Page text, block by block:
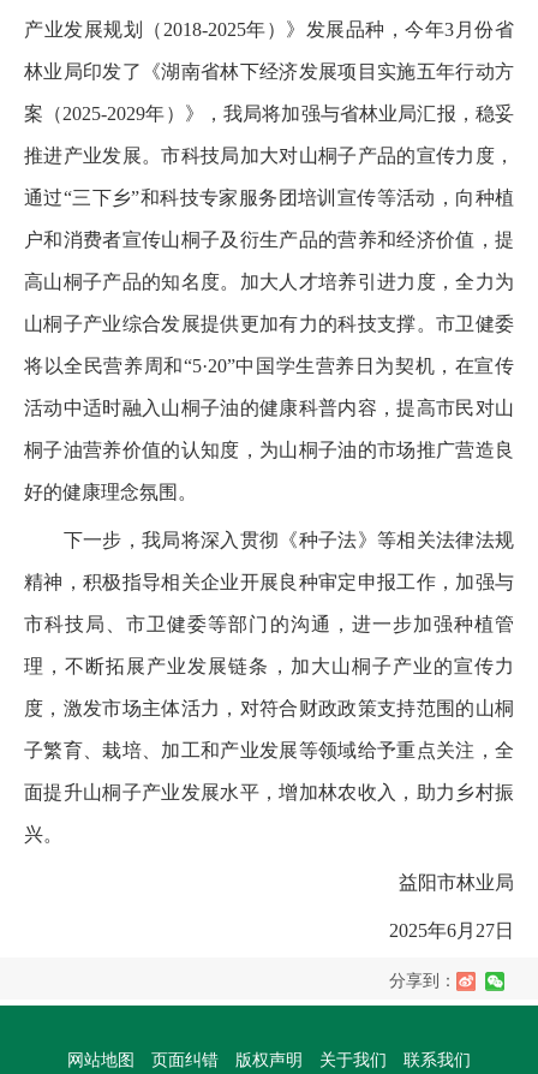
产业发展规划（2018-2025年）》发展品种，今年3月份省
林业局印发了《湖南省林下经济发展项目实施五年行动方
案（2025-2029年）》，我局将加强与省林业局汇报，稳妥
推进产业发展。市科技局加大对山桐子产品的宣传力度，
通过“三下乡”和科技专家服务团培训宣传等活动，向种植
户和消费者宣传山桐子及衍生产品的营养和经济价值，提
高山桐子产品的知名度。加大人才培养引进力度，全力为
山桐子产业综合发展提供更加有力的科技支撑。市卫健委
将以全民营养周和“5·20”中国学生营养日为契机，在宣传
活动中适时融入山桐子油的健康科普内容，提高市民对山
桐子油营养价值的认知度，为山桐子油的市场推广营造良
好的健康理念氛围。
下一步，我局将深入贯彻《种子法》等相关法律法规
精神，积极指导相关企业开展良种审定申报工作，加强与
市科技局、市卫健委等部门的沟通，进一步加强种植管
理，不断拓展产业发展链条，加大山桐子产业的宣传力
度，激发市场主体活力，对符合财政政策支持范围的山桐
子繁育、栽培、加工和产业发展等领域给予重点关注，全
面提升山桐子产业发展水平，增加林农收入，助力乡村振
兴。
益阳市林业局
2025年6月27日
分享到：
网站地图 页面纠错 版权声明 关于我们 联系我们